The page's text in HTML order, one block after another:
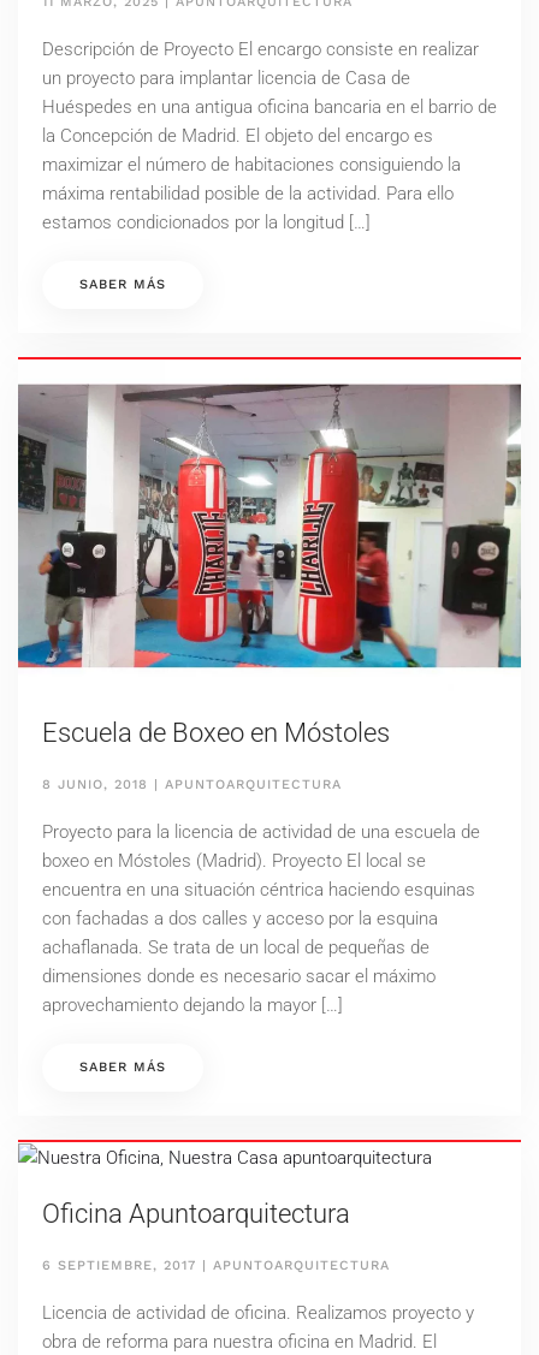
Descripción de Proyecto El encargo consiste en realizar
un proyecto para implantar licencia de Casa de
Huéspedes en una antigua oficina bancaria en el barrio de
la Concepción de Madrid. El objeto del encargo es
maximizar el número de habitaciones consiguiendo la
máxima rentabilidad posible de la actividad. Para ello
estamos condicionados por la longitud […]
SABER MÁS
Escuela de Boxeo en Móstoles
8 JUNIO, 2018 | APUNTOARQUITECTURA
Proyecto para la licencia de actividad de una escuela de
boxeo en Móstoles (Madrid). Proyecto El local se
encuentra en una situación céntrica haciendo esquinas
con fachadas a dos calles y acceso por la esquina
achaflanada. Se trata de un local de pequeñas de
dimensiones donde es necesario sacar el máximo
aprovechamiento dejando la mayor […]
SABER MÁS
Oficina Apuntoarquitectura
6 SEPTIEMBRE, 2017 APUNTOARQUITECTURA
Licencia de actividad de oficina. Realizamos proyecto y
obra de reforma para nuestra oficina en Madrid. El